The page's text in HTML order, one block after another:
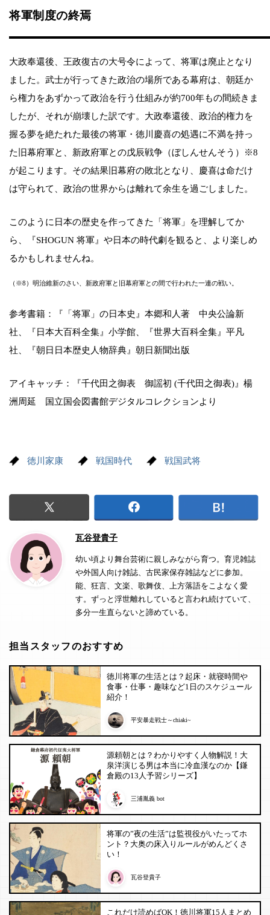
将軍制度の終焉
大政奉還後、王政復古の大号令によって、将軍は廃止となり
ました。武士が行ってきた政治の場所である幕府は、朝廷か
ら権力をあずかって政治を行う仕組みが約700年もの間続きま
したが、それが崩壊した訳です。大政奉還後、政治的権力を
握る夢を絶たれた最後の将軍・徳川慶喜の処遇に不満を持っ
た旧幕府軍と、新政府軍との戊辰戦争（ぼしんせんそう）※8
が起こります。その結果旧幕府の敗北となり、慶喜は命だけ
は守られて、政治の世界からは離れて余生を過ごしました。
このように日本の歴史を作ってきた「将軍」を理解してか
ら、『SHOGUN 将軍』や日本の時代劇を観ると、より楽しめ
るかもしれませんね。
（※8）明治維新のさい、新政府軍と旧幕府軍との間で行われた一連の戦い。
参考書籍：『「将軍」の日本史』本郷和人著 中央公論新
社、『日本大百科全集』小学館、『世界大百科全集』平凡
社、『朝日日本歴史人物辞典』朝日新聞出版
アイキャッチ：『千代田之御表 御謡初 (千代田之御表)』楊
洲周延 国立国会図書館デジタルコレクションより
徳川家康 戦国時代 戦国武将
瓦谷登貴子
幼い頃より舞台芸術に親しみながら育つ。育児雑誌
や外国人向け雑誌、古民家保存雑誌などに参加。
能、狂言、文楽、歌舞伎、上方落語をこよなく愛
す。ずっと浮世離れしていると言われ続けていて、
多分一生直らないと諦めている。
担当スタッフのおすすめ
徳川将軍の生活とは？起床・就寝時間や
食事・仕事・趣味など1日のスケジュール
紹介！
平安暴走戦士～chiaki~
源頼朝とは？わかりやすく人物解説！大
泉洋演じる男は本当に冷血漢なのか【鎌
倉殿の13人予習シリーズ】
三浦胤義 bot
将軍の”夜の生活”は監視役がいたってホ
ント？大奥の床入りルールがめんどくさ
い！
瓦谷登貴子
これだけ読めばOK！徳川将軍15人まとめ